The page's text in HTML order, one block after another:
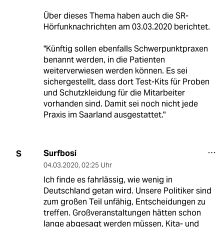
Über dieses Thema haben auch die SR-
Hörfunknachrichten am 03.03.2020 berichtet.
"Künftig sollen ebenfalls Schwerpunktpraxen
benannt werden, in die Patienten
weiterverwiesen werden können. Es sei
sichergestellt, dass dort Test-Kits für Proben
und Schutzkleidung für die Mitarbeiter
vorhanden sind. Damit sei noch nicht jede
Praxis im Saarland ausgestattet."
S Surfbosi
04.03.2020, 02:25 Uhr
Ich finde es fahrlässig, wie wenig in
Deutschland getan wird. Unsere Politiker sind
zum großen Teil unfähig, Entscheidungen zu
treffen. Großveranstaltungen hätten schon
lange abgesagt werden müssen, Kita- und